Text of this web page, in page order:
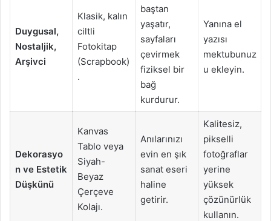
Duygusal,
Nostaljik,
Arşivci
Klasik, kalın
ciltli
Fotokitap
(Scrapbook)
.
baştan
yaşatır,
sayfaları
çevirmek
fiziksel bir
bağ
kurdurur.
Yanına el
yazısı
mektubunuz
u ekleyin.
Dekorasyo
n ve Estetik
Düşkünü
Kanvas
Tablo veya
Siyah-
Beyaz
Çerçeve
Kolajı.
Anılarınızı
evin en şık
sanat eseri
haline
getirir.
Kalitesiz,
pikselli
fotoğraflar
yerine
yüksek
çözünürlük
kullanın.